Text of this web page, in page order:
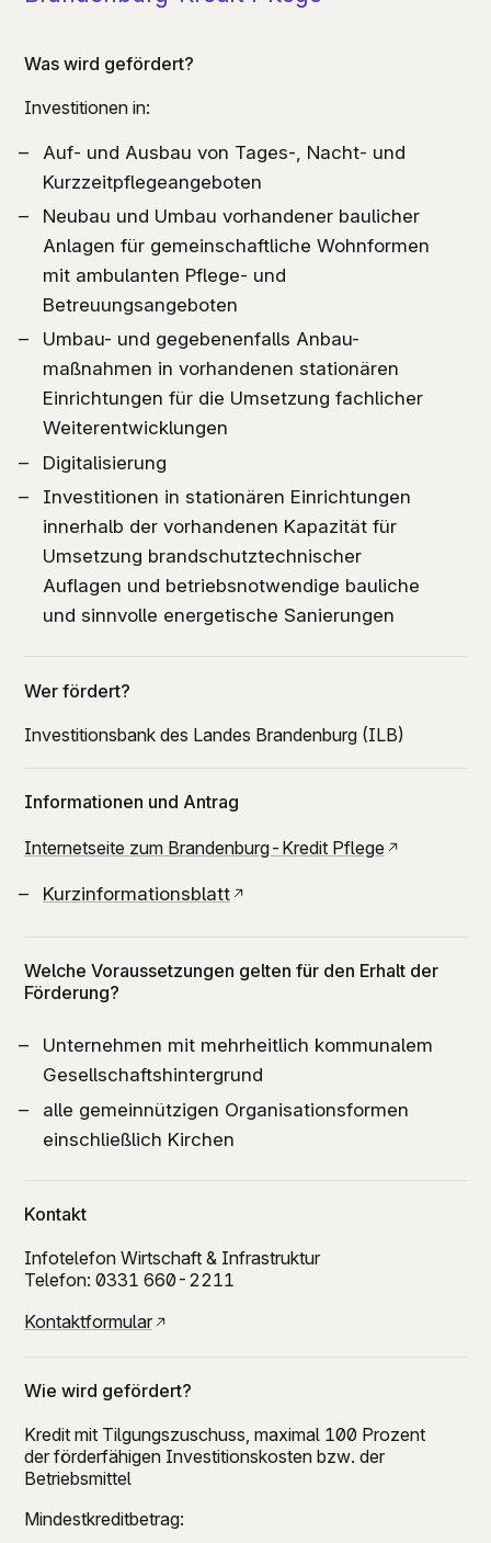
Was wird gefördert?
Investitionen in:
Auf- und Ausbau von Tages-, Nacht- und
Kurzzeitpflegeangeboten
Neubau und Umbau vorhandener baulicher
Anlagen für gemeinschaftliche Wohnformen
mit ambulanten Pflege- und
Betreuungsangeboten
Umbau- und gegebenenfalls Anbau-
maßnahmen in vorhandenen stationären
Einrichtungen für die Umsetzung fachlicher
Weiterentwicklungen
Digitalisierung
Investitionen in stationären Einrichtungen
innerhalb der vorhandenen Kapazität für
Umsetzung brandschutztechnischer
Auflagen und betriebsnotwendige bauliche
und sinnvolle energetische Sanierungen
Wer fördert?
Investitionsbank des Landes Brandenburg (ILB)
Informationen und Antrag
Internetseite zum Brandenburg-Kredit Pflege
Kurzinformationsblatt
Welche Voraussetzungen gelten für den Erhalt der
Förderung?
Unternehmen mit mehrheitlich kommunalem
Gesellschaftshintergrund
alle gemeinnützigen Organisationsformen
einschließlich Kirchen
Kontakt
Infotelefon Wirtschaft & Infrastruktur
Telefon: 0331 660-2211
Kontaktformular
Wie wird gefördert?
Kredit mit Tilgungszuschuss, maximal 100 Prozent
der förderfähigen Investitionskosten bzw. der
Betriebsmittel
Mindestkreditbetrag: